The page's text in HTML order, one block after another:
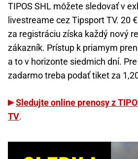
TIPOS SHL môžete sledovať v
livestreame cez Tipsport TV. 20
za registráciu získa každý nový
zákazník. Prístup k priamym
a to v horizonte siedmich dní.
zadarmo treba podať tiket za
Sledujte online prenosy z
TV.